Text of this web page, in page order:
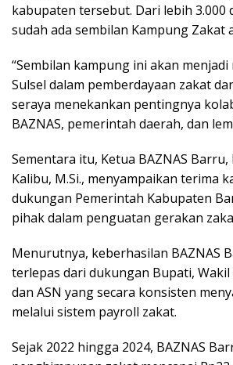
kabupaten tersebut. Dari lebih 3.000
sudah ada sembilan Kampung Zakat
“Sembilan kampung ini akan
Sulsel dalam pemberdayaan zakat
seraya menekankan pentingnya
BAZNAS, pemerintah daerah, dan
Sementara itu, Ketua BAZNAS Barru,
Kalibu, M.Si., menyampaikan terima
dukungan Pemerintah Kabupaten
pihak dalam penguatan gerakan
Menurutnya, keberhasilan BAZNAS
terlepas dari dukungan Bupati, Wakil
dan ASN yang secara konsisten
melalui sistem payroll zakat.
Sejak 2022 hingga 2024, BAZNAS